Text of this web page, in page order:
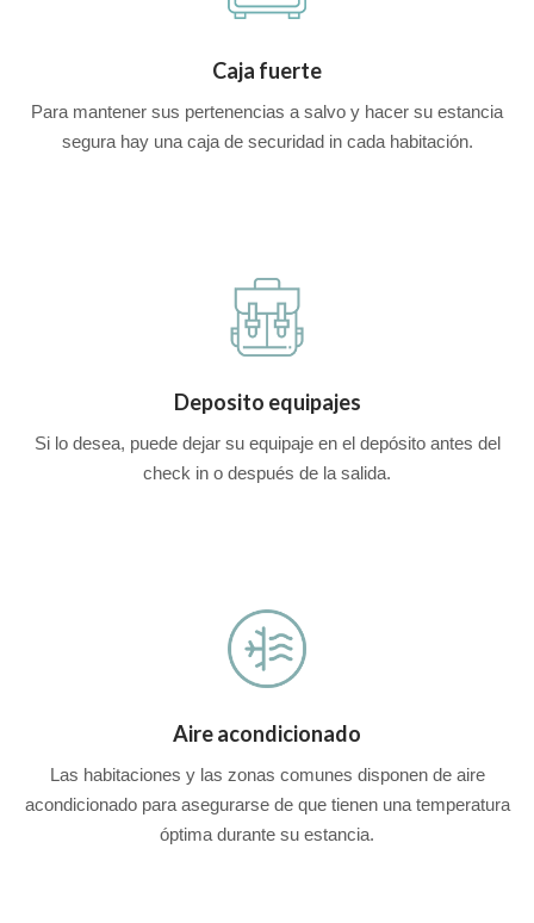
Caja fuerte
Para mantener sus pertenencias a salvo y hacer su estancia
segura hay una caja de securidad in cada habitación.
Deposito equipajes
Si lo desea, puede dejar su equipaje en el depósito antes del
check in o después de la salida.
Aire acondicionado
Las habitaciones y las zonas comunes disponen de aire
acondicionado para asegurarse de que tienen una temperatura
óptima durante su estancia.